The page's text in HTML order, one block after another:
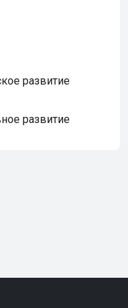
развитие
развитие